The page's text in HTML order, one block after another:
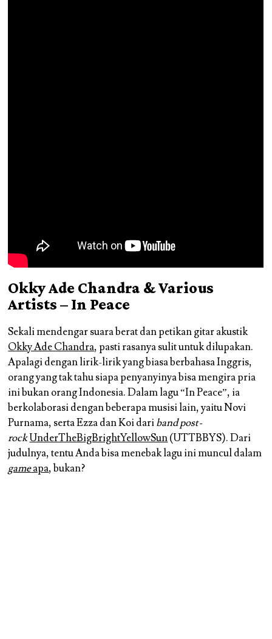
Okky Ade Chandra & Various
Artists – In Peace
Sekali mendengar suara berat dan petikan gitar akustik
Okky Ade Chandra, pasti rasanya sulit untuk dilupakan.
Apalagi dengan lirik-lirik yang biasa berbahasa Inggris,
orang yang tak tahu siapa penyanyinya bisa mengira pria
ini bukan orang Indonesia. Dalam lagu “In Peace”, ia
berkolaborasi dengan beberapa musisi lain, yaitu Novi
Purnama, serta Ezza dan Koi dariband post-
rockUnderTheBigBrightYellowSun(UTTBBYS). Dari
judulnya, tentu Anda bisa menebak lagu ini muncul dalam
gameapa, bukan?